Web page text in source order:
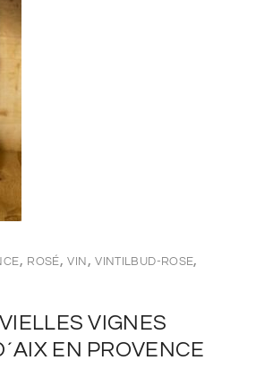
, ROSÉ,VIN ,VINTILBUD-ROSE,
VIGNES
EN PROVENCE